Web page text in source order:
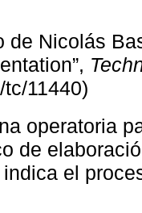
de Nicolás
11440)
operatoria
de
indica el